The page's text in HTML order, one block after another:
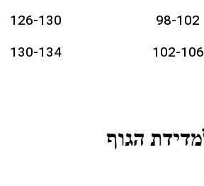
98-102
126-130
102-106
130-134